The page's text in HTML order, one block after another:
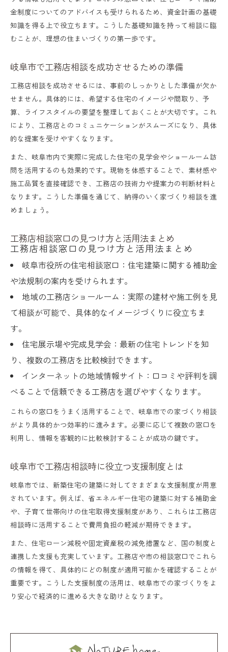
金制度についてのアドバイスも受けられるため、資金計画の基礎
知識を得る上で役立ちます。こうした基礎知識を持って相談に臨
むことが、理想の住まいづくりの第一歩です。
岐阜市で工務店相談を成功させるための準備
工務店相談を成功させるには、事前のしっかりとした準備が欠か
せません。具体的には、希望する住宅のイメージや間取り、予
算、ライフスタイルの要望を整理しておくことが大切です。これ
により、工務店とのコミュニケーションがスムーズになり、具体
的な提案を受けやすくなります。
また、岐阜市内で実際に完成した住宅の見学会やショールーム訪
問を活用するのも効果的です。現物を体感することで、素材感や
施工品質を直接確認でき、工務店の技術力や提案力の判断材料と
なります。こうした準備を通じて、納得のいく家づくり相談を進
めましょう。
工務店相談窓口の見つけ方と活用法まとめ
工務店相談窓口の見つけ方と活用法まとめ
岐阜市役所の住宅相談窓口：住宅建築に関する補助金
や法規制の案内を受けられます。
地域の工務店ショールーム：実際の建材や施工例を見
て相談が可能で、具体的なイメージづくりに役立ちま
す。
住宅展示場や完成見学会：最新の住宅トレンドを知
り、複数の工務店を比較検討できます。
インターネットの地域情報サイト：口コミや評判を調
べることで信頼できる工務店を選びやすくなります。
これらの窓口をうまく活用することで、岐阜市での家づくり相談
がより具体的かつ効率的に進みます。必要に応じて複数の窓口を
利用し、情報を客観的に比較検討することが成功の鍵です。
岐阜市で工務店相談時に役立つ支援制度とは
岐阜市では、新築住宅の建築に対してさまざまな支援制度が用意
されています。例えば、省エネルギー住宅の建築に対する補助金
や、子育て世帯向けの住宅取得支援制度があり、これらは工務店
相談時に活用することで費用負担の軽減が期待できます。
また、住宅ローン減税や固定資産税の減免措置など、国の制度と
連携した支援も充実しています。工務店や市の相談窓口でこれら
の情報を得て、具体的にどの制度が適用可能かを確認することが
重要です。こうした支援制度の活用は、岐阜市での家づくりをよ
り安心で経済的に進める大きな助けとなります。